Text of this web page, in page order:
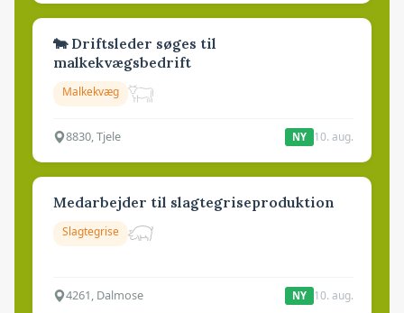
🐄 Driftsleder søges til
malkekvægsbedrift
Malkekvæg
8830, Tjele NY 10. aug.
Medarbejder til slagtegriseproduktion
Slagtegrise
4261, Dalmose NY 10. aug.